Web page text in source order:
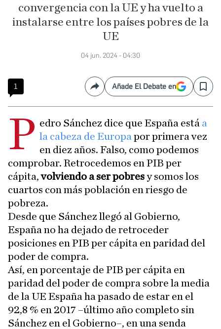
convergencia con la UE y ha vuelto a
instalarse entre los países pobres de la
UE
04 jun. 2024 - 04:30
1 CompartirAñade El Debate en Save
P edro Sánchez dice que España está a
la cabeza de Europa por primera vez
en diez años. Falso, como podemos
comprobar. Retrocedemos en PIB per
cápita,volviendo a ser pobresy somos los
cuartos con más población en riesgo de
pobreza.
Desde que Sánchez llegó al Gobierno,
España no ha dejado de retroceder
posiciones en PIB per cápita en paridad del
poder de compra.
Así, en porcentaje de PIB per cápita en
paridad del poder de compra sobre la media
de la UE España ha pasado de estar en el
92,8 % en 2017 –último año completo sin
Sánchez en el Gobierno–, en una senda